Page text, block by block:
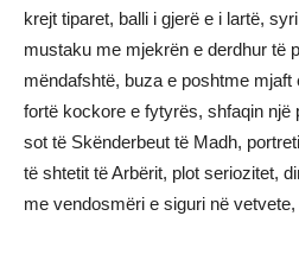
krejt tiparet, balli i gjerë e i lartë,
mustaku me mjekrën e derdhur të
mëndafshtë, buza e poshtme
fortë kockore e fytyrës, shfaqin një
sot të Skënderbeut të Madh,
të shtetit të Arbërit, plot seriozitet,
me vendosmëri e siguri në